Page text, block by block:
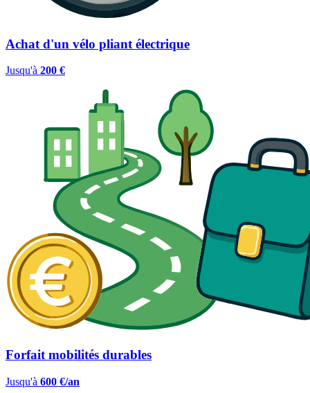
Achat d'un vélo pliant électrique
Jusqu'à 200 €
Forfait mobilités durables
Jusqu'à 600 €/an